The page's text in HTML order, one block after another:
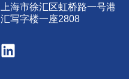
上海市徐汇区虹桥路一号港
汇写字楼一座2808
Visit
us